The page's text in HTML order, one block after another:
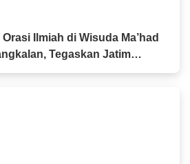
Ilmiah di Wisuda Ma’had
Tegaskan Jatim